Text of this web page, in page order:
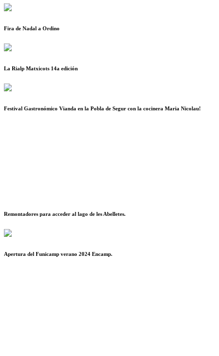
Fira de Nadal a Ordino
La Rialp Matxicots 14a edición
Festival Gastronómico Vianda en la Pobla de Segur con la cocinera Maria Nicolau!
Remontadores para acceder al lago de les Abelletes.
Apertura del Funicamp verano 2024 Encamp.